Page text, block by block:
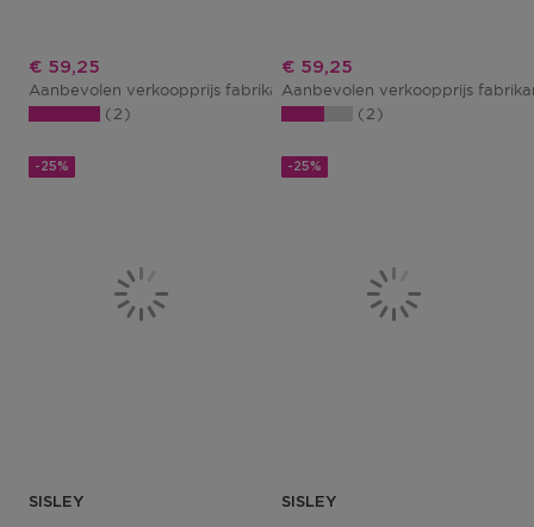
Kortingsprijs
€ 59,25
Aanbevolen verkoopprijs fabrikant€ 79,00
2
Kortingsprijs
€ 59,25
Aanbevolen verkoopprijs
2
-25%
SISLEY
-25%
SISLEY